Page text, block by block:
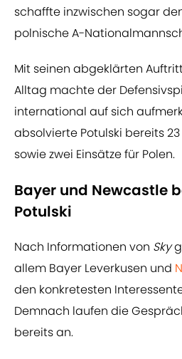
schaffte inzwischen sogar
polnische A-
Mit seinen abgeklärten
Alltag machte der
international auf sich
absolvierte Potulski bereits
sowie zwei Einsätze für Polen.
Bayer und Newcastle
Potulski
Nach Informationen von Sky
allem Bayer Leverkusen und
den konkretesten
Demnach laufen die
bereits an.